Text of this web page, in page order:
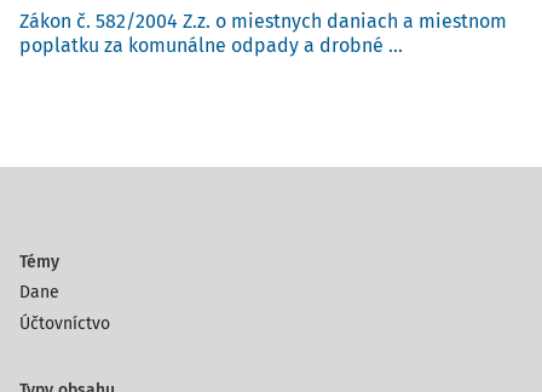
Zákon č. 582/2004 Z.z. o miestnych daniach a miestnom
poplatku za komunálne odpady a drobné ...
Témy
Dane
Účtovníctvo